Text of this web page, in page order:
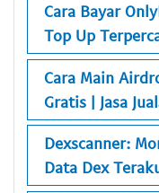
Cara Bayar
Top Up
Cara Main
Gratis | Jasa
Dexscanner:
Data Dex